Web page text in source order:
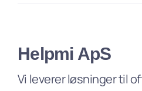
Helpmi ApS
Vi leverer løsninger til